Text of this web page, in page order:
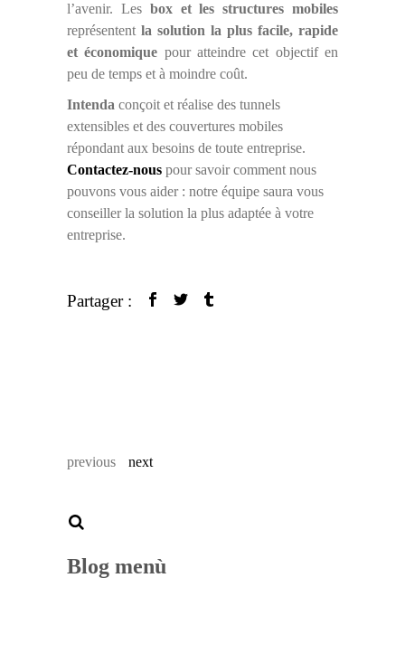
l’avenir. Les box et les structures mobiles
représentent la solution la plus facile, rapide
et économique pour atteindre cet objectif en
peu de temps et à moindre coût.
Intenda conçoit et réalise des tunnels
extensibles et des couvertures mobiles
répondant aux besoins de toute entreprise.
Contactez-nous pour savoir comment nous
pouvons vous aider : notre équipe saura vous
conseiller la solution la plus adaptée à votre
entreprise.
Partager :
previous next
Blog menù